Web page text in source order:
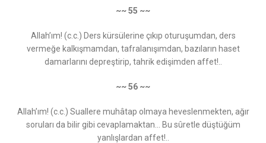
~~ 55 ~~
Allah’ım! (c.c.) Ders kürsülerine çıkıp oturuşumdan, ders
vermeğe kalkışmamdan, tafralanışımdan, bazıların haset
damarlarını depreştirip, tahrik edişimden affet!..
~~ 56 ~~
Allah’ım! (c.c.) Suallere muhâtap olmaya heveslenmekten, ağır
soruları da bilir gibi cevaplamaktan... Bu sûretle düştüğüm
yanlışlardan affet!..